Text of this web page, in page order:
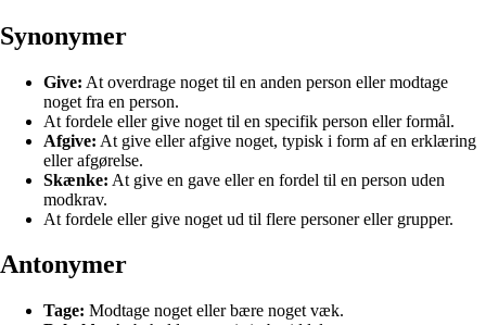
Synonymer
Give: At overdrage noget til en anden person eller modtage
noget fra en person.
At fordele eller give noget til en specifik person eller formål.
Afgive: At give eller afgive noget, typisk i form af en erklæring
eller afgørelse.
Skænke: At give en gave eller en fordel til en person uden
modkrav.
At fordele eller give noget ud til flere personer eller grupper.
Antonymer
Tage: Modtage noget eller bære noget væk.